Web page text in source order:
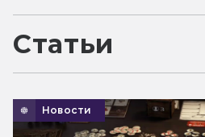
Статьи
Новости